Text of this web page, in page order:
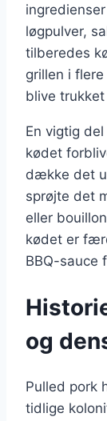
løgpulver,
tilberedes
grillen i
blive
En vigtig
kødet
dække det
sprøjte det
eller
kødet er
BBQ-sauce
og
Pulled pork
tidlige